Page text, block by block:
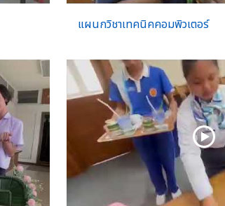
แผนกวิชาเทคนิคคอมพิวเตอร์